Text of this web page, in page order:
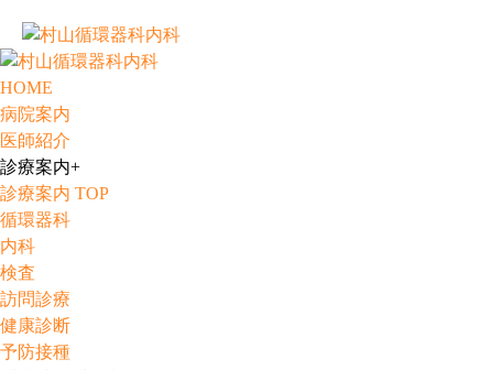
HOME
病院案内
医師紹介
診療案内+
診療案内 TOP
循環器科
内科
検査
訪問診療
健康診断
予防接種